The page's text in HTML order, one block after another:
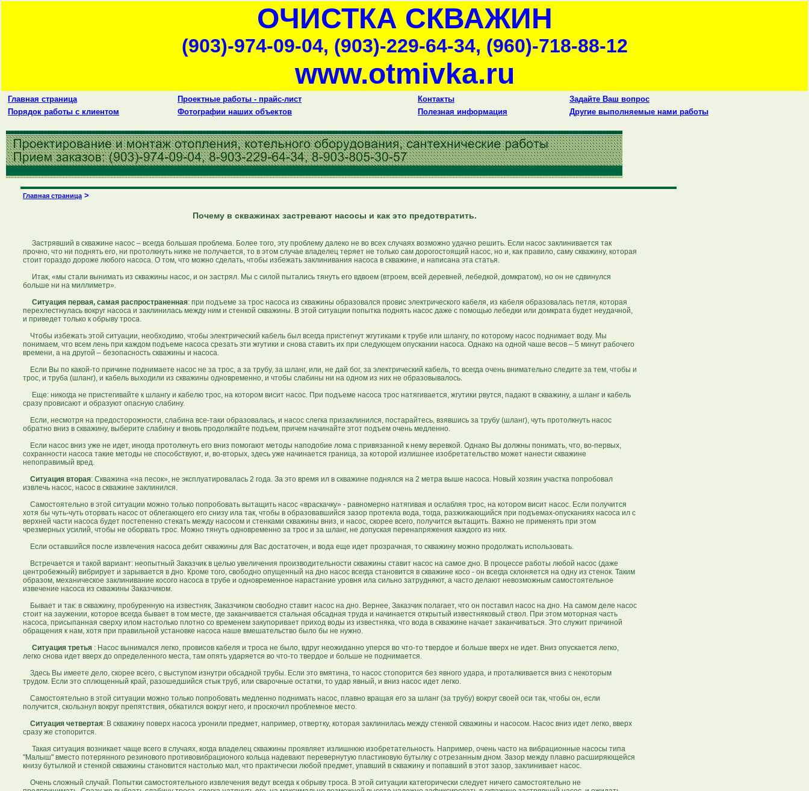
ОЧИСТКА СКВАЖИН
(903)-974-09-04, (903)-229-64-34, (960)-718-88-12
www.otmivka.ru
Главная страница Проектные работы - прайс-лист Контакты
Задайте Ваш вопрос
Порядок работы с клиентом
Фотографии наших объектов Полезная информация Другие выполняемые нами работы
Главная страница>
Почему в скважинах застревают насосы и как это предотвратить.
Застрявший в скважине насос – всегда большая проблема. Более того, эту проблему далеко не во всех случаях возможно удачно решить. Если насос заклинивается так
прочно, что ни поднять его, ни протолкнуть ниже не получается, то в этом случае владелец теряет не только сам дорогостоящий насос, но и, как правило, саму скважину, которая
стоит гораздо дороже любого насоса. О том, что можно сделать, чтобы избежать заклинивания насоса в скважине, и написана эта статья.
Итак, «мы стали вынимать из скважины насос, и он застрял. Мы с силой пытались тянуть его вдвоем (втроем, всей деревней, лебедкой, домкратом), но он не сдвинулся
больше ни на миллиметр».
Ситуация первая, самая распространенная: при подъеме за трос насоса из скважины образовался провис электрического кабеля, из кабеля образовалась петля, которая
перехлестнулась вокруг насоса и заклинилась между ним и стенкой скважины. В этой ситуации попытка поднять насос даже с помощью лебедки или домкрата будет неудачной,
и приведет только к обрыву троса.
Чтобы избежать этой ситуации, необходимо, чтобы электрический кабель был всегда пристегнут жгутиками к трубе или шлангу, по которому насос поднимает воду. Мы
понимаем, что всем лень при каждом подъеме насоса срезать эти жгутики и снова ставить их при следующем опускании насоса. Однако на одной чаше весов – 5 минут рабочего
времени, а на другой – безопасность скважины и насоса.
Если Вы по какой-то причине поднимаете насос не за трос, а за трубу, за шланг, или, не дай бог, за электрический кабель, то всегда очень внимательно следите за тем, чтобы и
трос, и труба (шланг), и кабель выходили из скважины одновременно, и чтобы слабины ни на одном из них не образовывалось.
Еще: никогда не пристегивайте к шлангу и кабелю трос, на котором висит насос. При подъеме насоса трос натягивается, жгутики рвутся, падают в скважину, а шланг и кабель
сразу провисают и образуют опасную слабину.
Если, несмотря на предосторожности, слабина все-таки образовалась, и насос слегка призаклинился, постарайтесь, взявшись за трубу (шланг), чуть протолкнуть насос
обратно вниз в скважину, выберите слабину и вновь продолжайте подъем, причем начинайте этот подъем очень медленно.
Если насос вниз уже не идет, иногда протолкнуть его вниз помогают методы наподобие лома с привязанной к нему веревкой. Однако Вы должны понимать, что, во-первых,
сохранности насоса такие методы не способствуют, и, во-вторых, здесь уже начинается граница, за которой излишнее изобретательство может нанести скважине
непоправимый вред.
Ситуация вторая: Скважина «на песок», не эксплуатировалась 2 года. За это время ил в скважине поднялся на 2 метра выше насоса. Новый хозяин участка попробовал
извлечь насос, насос в скважине заклинился.
Самостоятельно в этой ситуации можно только попробовать вытащить насос «враскачку» - равномерно натягивая и ослабляя трос, на котором висит насос. Если получится
хотя бы чуть-чуть оторвать насос от облегающего его снизу ила так, чтобы в образовавшийся зазор протекла вода, тогда, разжижающийся при подъемах-опусканиях насоса ил с
верхней части насоса будет постепенно стекать между насосом и стенками скважины вниз, и насос, скорее всего, получится вытащить. Важно не применять при этом
чрезмерных усилий, чтобы не оборвать трос. Можно тянуть одновременно за трос и за шланг, не допуская перенапряжения каждого из них.
Если оставшийся после извлечения насоса дебит скважины для Вас достаточен, и вода еще идет прозрачная, то скважину можно продолжать использовать.
Встречается и такой вариант: неопытный Заказчик в целью увеличения производительности скважины ставит насос на самое дно. В процессе работы любой насос (даже
центробежный) вибрирует и зарывается в дно. Кроме того, свободно опущенный на дно насос всегда становится в скважине косо - он всегда склоняется на одну из стенок. Таким
образом, механическое заклинивание косого насоса в трубе и одновременное нарастание уровня ила сильно затрудняют, а часто делают невозможным самостоятельное
извечение насоса из скважины Заказчиком.
Бывает и так: в скважину, пробуренную на известняк, Заказчиком свободно ставит насос на дно. Вернее, Заказчик полагает, что он поставил насос на дно. На самом деле насос
стоит на заужении, которое всегда бывает в том месте, где заканчивается стальная обсадная труда и начинается открытый известняковый ствол. При этом моторная часть
насоса, присыпанная сверху илом настолько плотно со временем закупоривает приход воды из известняка, что вода в скважине начает заканчиваться. Это служит причиной
обращения к нам, хотя при правильной установке насоса наше вмешательство было бы не нужно.
Ситуация третья : Насос вынимался легко, провисов кабеля и троса не было, вдруг неожиданно уперся во что-то твердое и больше вверх не идет. Вниз опускается легко,
легко снова идет вверх до определенного места, там опять ударяется во что-то твердое и больше не поднимается.
Здесь Вы имеете дело, скорее всего, с выступом изнутри обсадной трубы. Если это вмятина, то насос стопорится без явного удара, и проталкивается вниз с некоторым
трудом. Если это сплющенный край, разошедшийся стык труб, или сварочные остатки, то удар явный, и вниз насос идет легко.
Самостоятельно в этой ситуации можно только попробовать медленно поднимать насос, плавно вращая его за шланг (за трубу) вокруг своей оси так, чтобы он, если
получится, скользнул вокруг препятствия, обкатился вокруг него, и проскочил проблемное место.
Ситуация четвертая: В скважину поверх насоса уронили предмет, например, отвертку, которая заклинилась между стенкой скважины и насосом. Насос вниз идет легко, вверх
сразу же стопорится.
Такая ситуация возникает чаще всего в случаях, когда владелец скважины проявляет излишнюю изобретательность. Например, очень часто на вибрационные насосы типа
"Малыш" вместо потерянного резинового противовибрационого кольца надевают перевернутую пластиковую бутылку с отрезанным дном. Зазор между плавно расширяющейся
книзу бутылкой и стенкой скважины становится настолько мал, что практически любой предмет, упавший в скважину и попавший в этот зазор, заклинивает насос.
Очень сложный случай. Попытки самостоятельного извлечения ведут всегда к обрыву троса. В этой ситуации категорически следует ничего самостоятельно не